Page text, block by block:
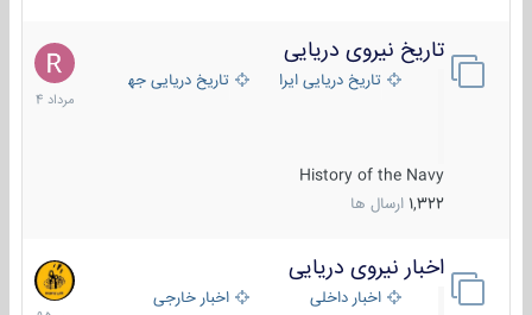
تاریخ نیروی دریایی
تاریخ دریایی ایران تاریخ دریایی جهان
History of the Navy
1,322 ارسال ها
16
مرداد
1404
اخبار نیروی دریایی
اخبار داخلی اخبار خارجی
27
مهر